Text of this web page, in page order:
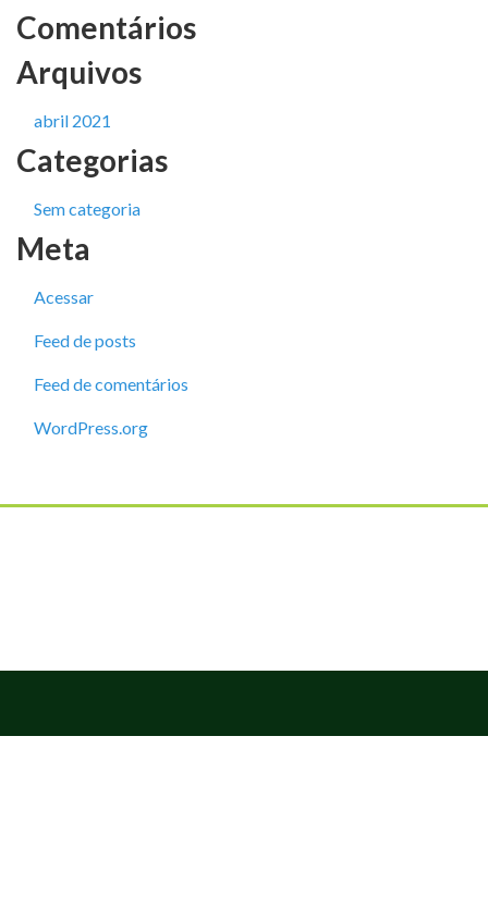
Comentários
Arquivos
abril 2021
Categorias
Sem categoria
Meta
Acessar
Feed de posts
Feed de comentários
WordPress.org